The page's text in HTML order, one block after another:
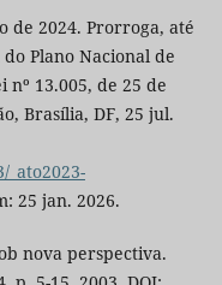
de 2024. Prorroga, até
Plano Nacional de
13.005, de 25 de
Brasília, DF, 25 jul.
25 jan. 2026.
nova perspectiva.